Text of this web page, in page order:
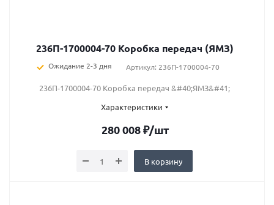
236П-1700004-70 Коробка передач (ЯМЗ)
Ожидание 2-3 дня Артикул: 236П-1700004-70
236П-1700004-70 Коробка передач &#40;ЯМЗ&#41;
Характеристики
280 008₽/шт
В корзину